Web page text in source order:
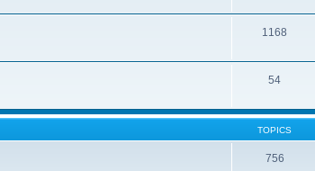
1168
54
TOPICS
756